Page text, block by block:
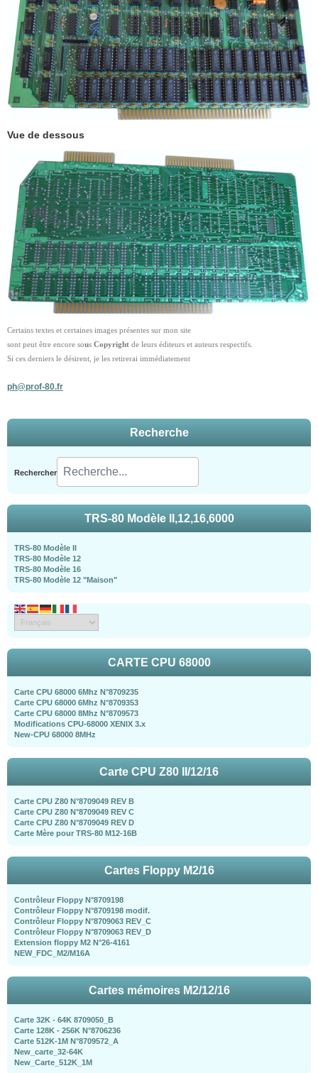
Vue de dessous
Certains textes et certaines images présentes sur mon site
sont peut être encore sous Copyright de leurs éditeurs et auteurs respectifs.
Si ces derniers le désirent, je les retirerai immédiatement
ph@prof-80.fr
Recherche
Rechercher
TRS-80 Modèle II,12,16,6000
TRS-80 Modèle II
TRS-80 Modèle 12
TRS-80 Modèle 16
TRS-80 Modèle 12 "Maison"
CARTE CPU 68000
Carte CPU 68000 6Mhz N°8709235
Carte CPU 68000 6Mhz N°8709353
Carte CPU 68000 8Mhz N°8709573
Modifications CPU-68000 XENIX 3.x
New-CPU 68000 8MHz
Carte CPU Z80 II/12/16
Carte CPU Z80 N°8709049 REV B
Carte CPU Z80 N°8709049 REV C
Carte CPU Z80 N°8709049 REV D
Carte Mère pour TRS-80 M12-16B
Cartes Floppy M2/16
Contrôleur Floppy N°8709198
Contrôleur Floppy N°8709198 modif.
Contrôleur Floppy N°8709063 REV_C
Contrôleur Floppy N°8709063 REV_D
Extension floppy M2 N°26-4161
NEW_FDC_M2/M16A
Cartes mémoires M2/12/16
Carte 32K - 64K 8709050_B
Carte 128K - 256K N°8706236
Carte 512K-1M N°8709572_A
New_carte_32-64K
New_Carte_512K_1M